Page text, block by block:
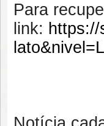
Para
link:
lato&nivel=L